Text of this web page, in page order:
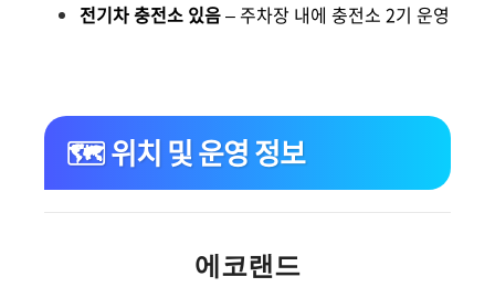
전기차 충전소 있음– 주차장 내에 충전소 2기 운영
🗺️ 위치 및 운영 정보